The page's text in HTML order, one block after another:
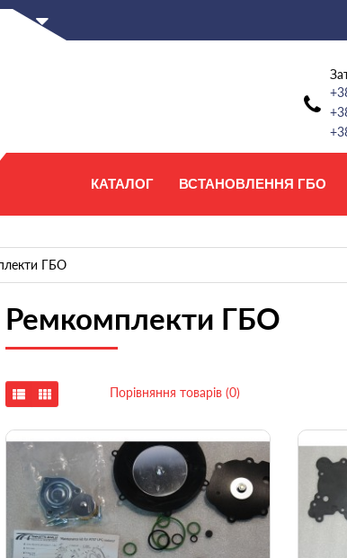
UA
КАТАЛОГ ВСТАНОВЛЕННЯ ГБО
ГБО
Ремкомплекти ГБО
Порівняння товарів (0)